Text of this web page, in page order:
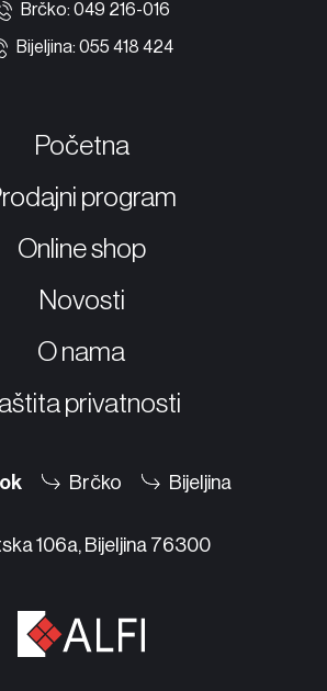
program
76300
Brčko: 049 216-016
Bijeljina: 055 418 424
Početna
program
Online shop
Novosti
O nama
privatnosti
Brčko Bijeljina
106a, Bijeljina 76300